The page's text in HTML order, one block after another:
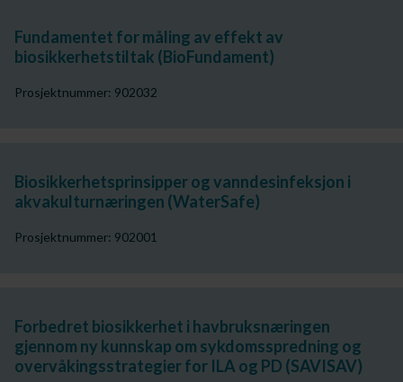
Fundamentet for måling av effekt av
biosikkerhetstiltak (BioFundament)
Prosjektnummer: 902032
Biosikkerhetsprinsipper og vanndesinfeksjon i
akvakulturnæringen (WaterSafe)
Prosjektnummer: 902001
Forbedret biosikkerhet i havbruksnæringen
gjennom ny kunnskap om sykdomsspredning og
overvåkingsstrategier for ILA og PD (SAVISAV)